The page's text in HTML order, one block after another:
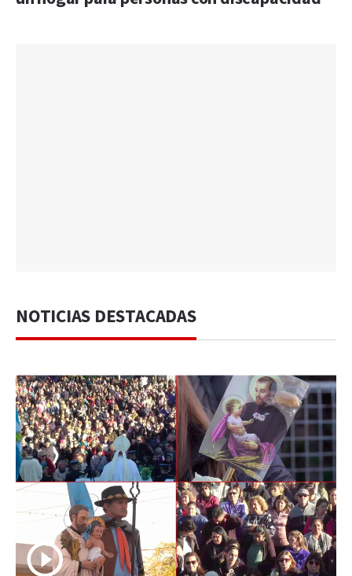
NOTICIAS DESTACADAS